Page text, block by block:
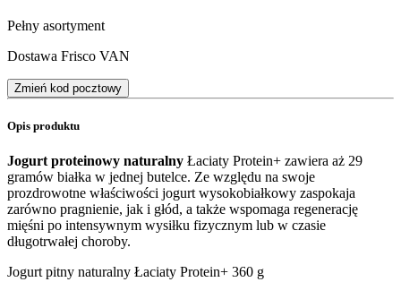
Pełny asortyment
Dostawa Frisco VAN
Zmień kod pocztowy
Opis produktu
Jogurt proteinowy naturalny Łaciaty Protein+ zawiera aż 29
gramów białka w jednej butelce. Ze względu na swoje
prozdrowotne właściwości jogurt wysokobiałkowy zaspokaja
zarówno pragnienie, jak i głód, a także wspomaga regenerację
mięśni po intensywnym wysiłku fizycznym lub w czasie
długotrwałej choroby.
Jogurt pitny naturalny Łaciaty Protein+ 360 g